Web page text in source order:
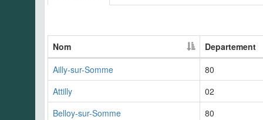
Nom
Departement
Ailly-sur-Somme
80
Attilly
02
Belloy-sur-Somme
80